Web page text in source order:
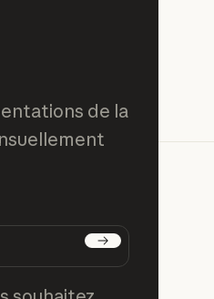
de la
S'abonner